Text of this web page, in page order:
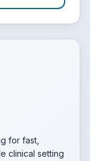
for fast,
clinical setting